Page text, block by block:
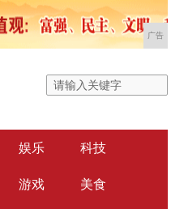
广告
娱乐 科技
游戏 美食